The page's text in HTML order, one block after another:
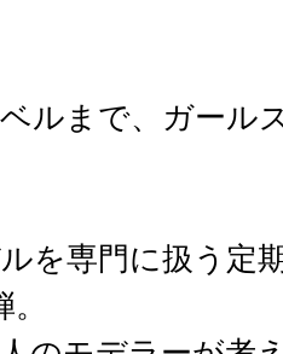
ルまで、ガール
を専門に扱う定